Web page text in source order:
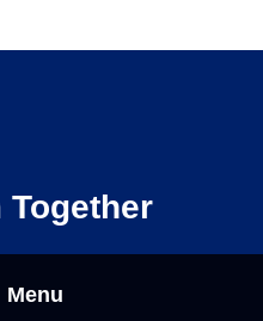
Together
Menu